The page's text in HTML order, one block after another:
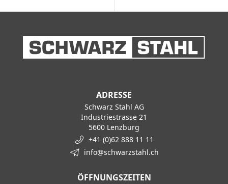
ADRESSE
Schwarz Stahl AG
Industriestrasse 21
5600 Lenzburg
+41 (0)62 888 11 11
info@schwarzstahl.ch
ÖFFNUNGSZEITEN